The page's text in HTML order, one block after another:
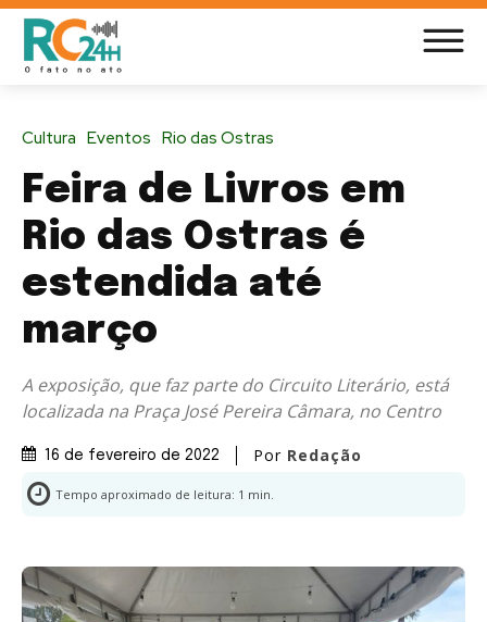
Cultura Eventos Rio das Ostras
Feira de Livros em
Rio das Ostras é
estendida até
março
A exposição, que faz parte do Circuito Literário, está
localizada na Praça José Pereira Câmara, no Centro
16 de fevereiro de 2022 Por Redação
Tempo aproximado de leitura: 1 min.